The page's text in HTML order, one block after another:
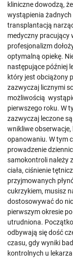
kliniczne dowodzą,
wystąpienia
transplantacją
medyczny pracujący
profesjonalizm
optymalną opiekę.
następujące później
który jest obciążony
zazwyczaj licznymi
możliwością
pierwszego roku. W
zazwyczaj leczone
wnikliwe
opanowaniu. W tym
prowadzenie
samokontroli należy
ciała, ciśnienie
przyjmowanych
cukrzykiem, musisz
dostosowywać do
pierwszym okresie
utrudniona.
odbywają się dość
czasu, gdy wyniki
kontrolnych u